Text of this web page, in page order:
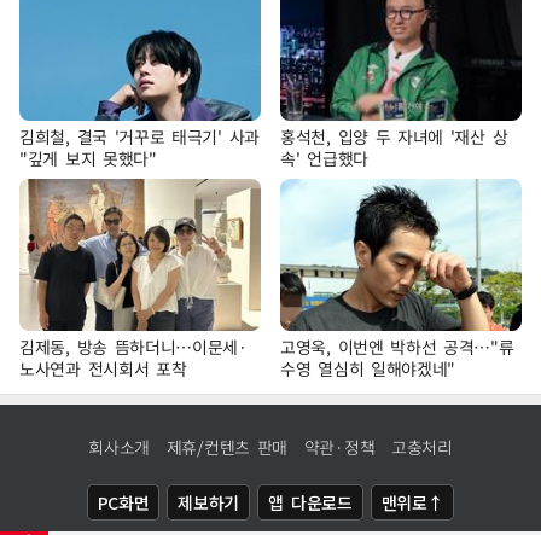
김희철, 결국 '거꾸로 태극기' 사과
"깊게 보지 못했다"
홍석천, 입양 두 자녀에 '재산 상
속' 언급했다
김제동, 방송 뜸하더니…이문세·
노사연과 전시회서 포착
고영욱, 이번엔 박하선 공격…"류
수영 열심히 일해야겠네"
회사소개 제휴/컨텐츠 판매 약관·정책 고충처리
PC화면 제보하기 앱 다운로드 맨위로↑